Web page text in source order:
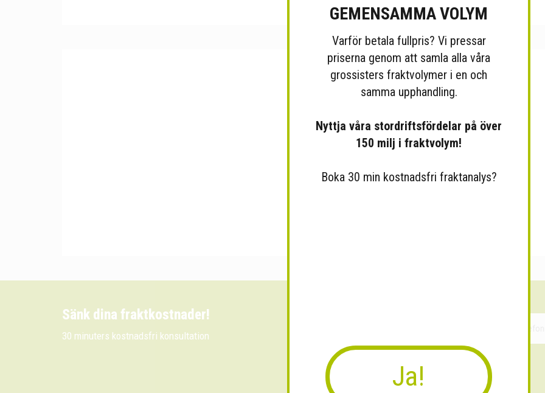
Sänk dina fraktkostnader!
30 minuters kostnadsfri konsultation
GEMENSAMMA VOLYM
Varför betala fullpris? Vi pressar
priserna genom att samla alla våra
grossisters fraktvolymer i en och
samma upphandling.
Nyttja våra stordriftsfördelar på över
150 milj i fraktvolym!
Boka 30 min kostnadsfri fraktanalys?
Ja!